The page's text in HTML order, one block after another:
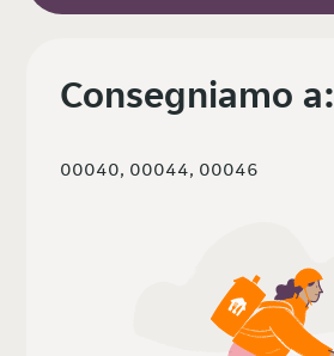
Consegniamo a:
00040, 00044, 00046